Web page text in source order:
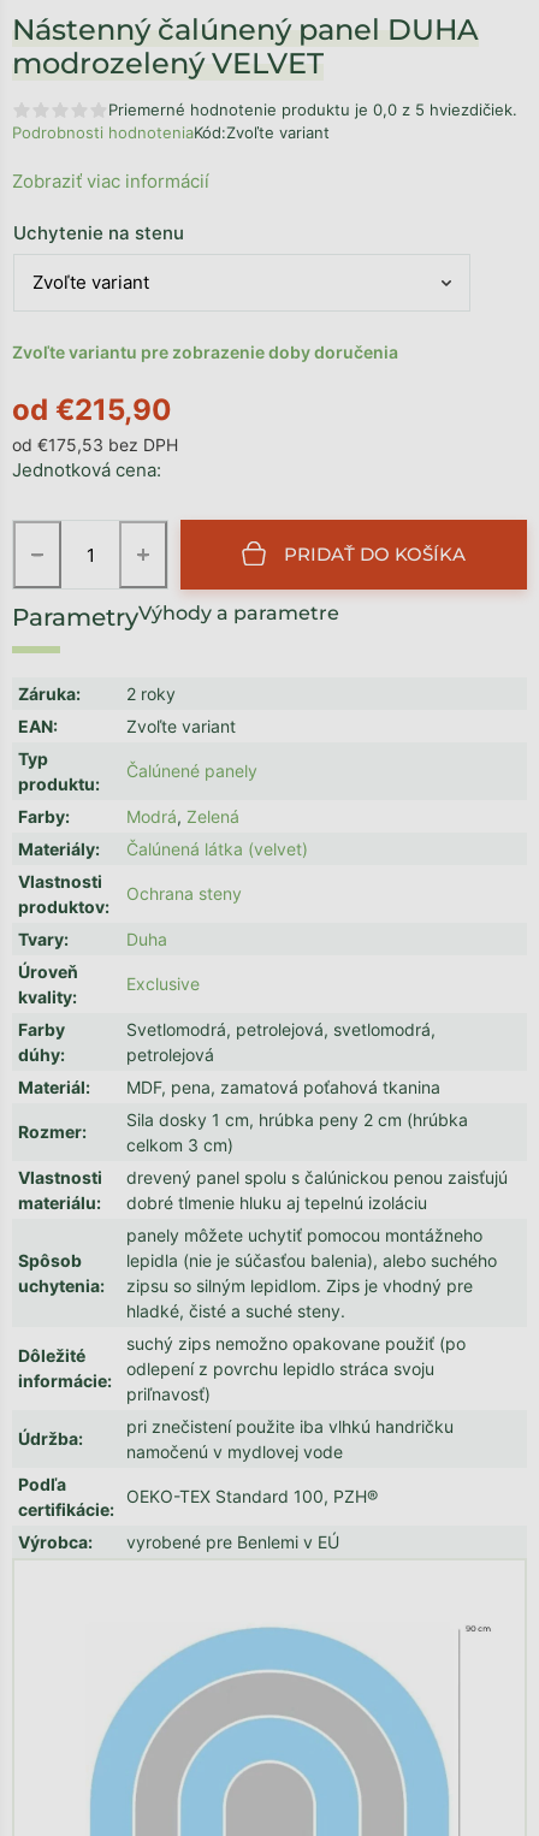
Nástenný čalúnený panel DUHA
modrozelený VELVET
Priemerné hodnotenie produktu je 0,0 z 5 hviezdičiek.
Podrobnosti hodnoteniaKód:Zvoľte variant
od €215,90
od €175,53 bez DPH
Jednotková cena:
Zvoľte variantu pre zobrazenie doby doručenia
Uchytenie na stenu
+
− PRIDAŤ DO KOŠÍKA
Výhody a parametre
Záruka:
2 roky
EAN:
Zvoľte variant
Typ
produktu:
Čalúnené panely
Farby: Modrá, Zelená
Materiály:
Čalúnená látka (velvet)
Vlastnosti
produktov:
Ochrana steny
Tvary:
Duha
Úroveň
kvality:
Exclusive
Farby
dúhy:
Svetlomodrá, petrolejová, svetlomodrá,
petrolejová
Materiál: MDF, pena, zamatová poťahová tkanina
Rozmer:
Sila dosky 1 cm, hrúbka peny 2 cm (hrúbka
celkom 3 cm)
Vlastnosti
materiálu:
drevený panel spolu s čalúnickou penou zaisťujú
dobré tlmenie hluku aj tepelnú izoláciu
Spôsob
uchytenia:
panely môžete uchytiť pomocou montážneho
lepidla (nie je súčasťou balenia), alebo suchého
zipsu so silným lepidlom. Zips je vhodný pre
hladké, čisté a suché steny.
Dôležité
informácie:
suchý zips nemožno opakovane použiť (po
odlepení z povrchu lepidlo stráca svoju
priľnavosť)
Údržba:
pri znečistení použite iba vlhkú handričku
namočenú v mydlovej vode
Podľa
certifikácie:
OEKO-TEX Standard 100, PZH®
Výrobca: vyrobené pre Benlemi v EÚ
Zobraziť viac informácií